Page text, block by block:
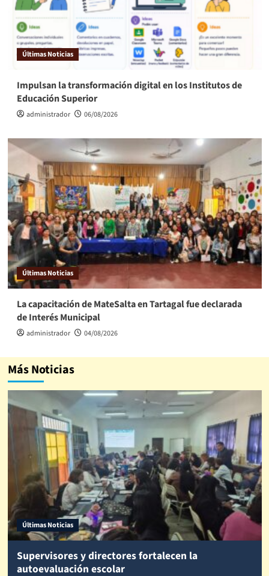
Últimas Noticias
Impulsan la transformación digital en los Institutos de
Educación Superior
administrador 06/08/2026
Últimas Noticias
La capacitación de MateSalta en Tartagal fue declarada
de Interés Municipal
administrador 04/08/2026
Más Noticias
Últimas Noticias
Supervisores y directores fortalecen la
autoevaluación escolar